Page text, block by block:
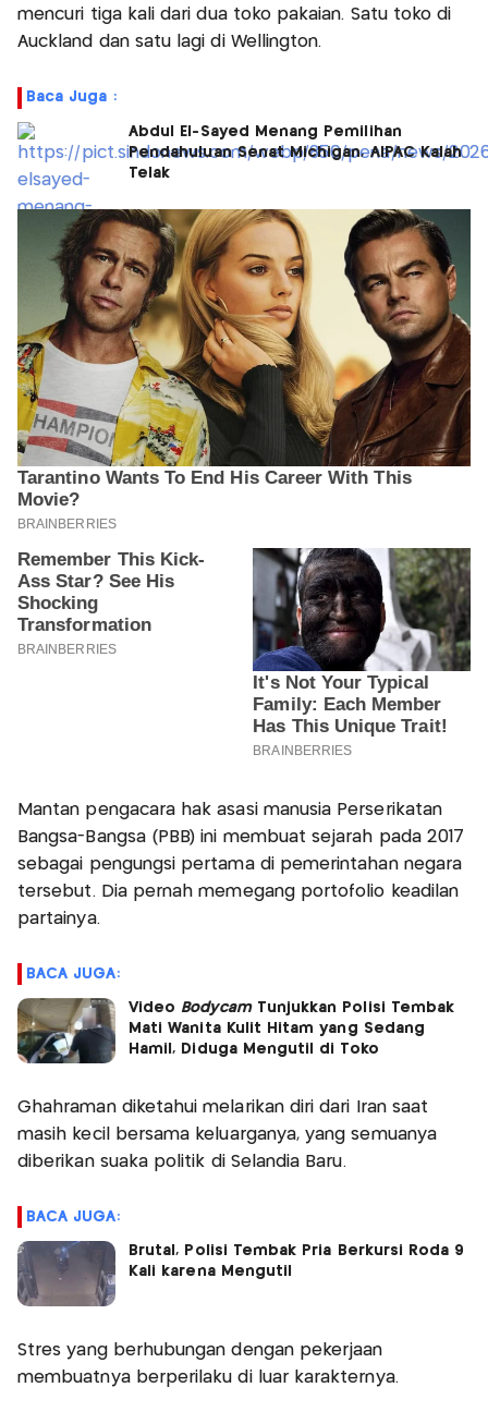
mencuri tiga kali dari dua toko pakaian. Satu toko di
Auckland dan satu lagi di Wellington.
Baca Juga :
Abdul El-Sayed Menang Pemilihan
Pendahuluan Senat Michigan, AIPAC Kalah
Telak
Mantan pengacara hak asasi manusia Perserikatan
Bangsa-Bangsa (PBB) ini membuat sejarah pada 2017
sebagai pengungsi pertama di pemerintahan negara
tersebut. Dia pernah memegang portofolio keadilan
partainya.
BACA JUGA:
Video BodycamTunjukkan Polisi Tembak
Mati Wanita Kulit Hitam yang Sedang
Hamil, Diduga Mengutil di Toko
Ghahraman diketahui melarikan diri dari Iran saat
masih kecil bersama keluarganya, yang semuanya
diberikan suaka politik di Selandia Baru.
BACA JUGA:
Brutal, Polisi Tembak Pria Berkursi Roda 9
Kali karena Mengutil
Stres yang berhubungan dengan pekerjaan
membuatnya berperilaku di luar karakternya.